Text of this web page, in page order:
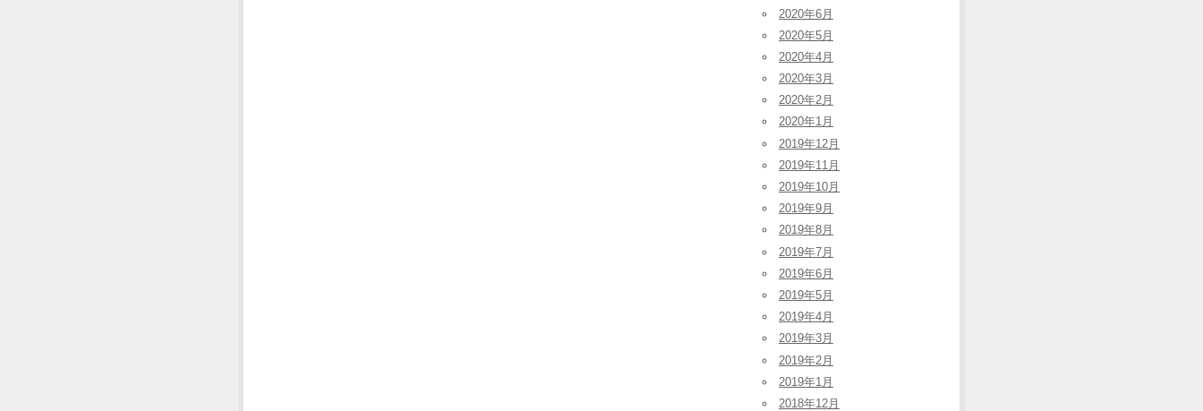
2020年6月
2020年5月
2020年4月
2020年3月
2020年2月
2020年1月
2019年12月
2019年11月
2019年10月
2019年9月
2019年8月
2019年7月
2019年6月
2019年5月
2019年4月
2019年3月
2019年2月
2019年1月
2018年12月